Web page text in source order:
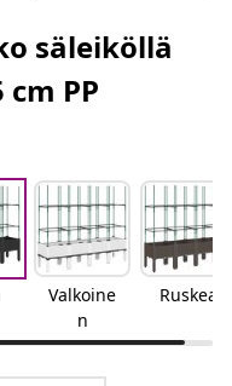
säleiköllä
PP
Valkoine
n
Ruskea